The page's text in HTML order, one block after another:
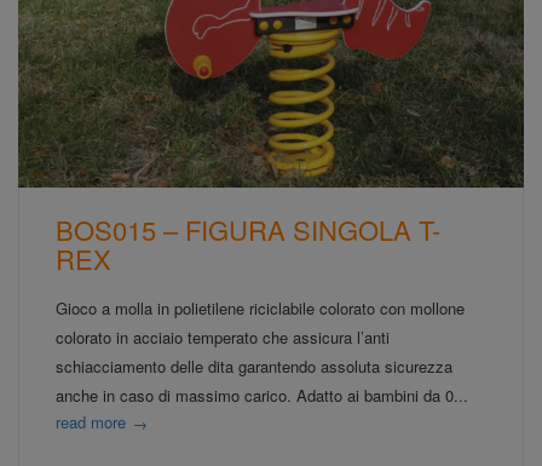
BOS015 – FIGURA SINGOLA T-
REX
Gioco a molla in polietilene riciclabile colorato con mollone
colorato in acciaio temperato che assicura l’anti
schiacciamento delle dita garantendo assoluta sicurezza
anche in caso di massimo carico. Adatto ai bambini da 0...
read more →